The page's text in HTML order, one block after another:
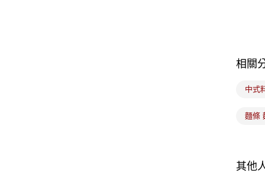
相關
中式
麵條
其他